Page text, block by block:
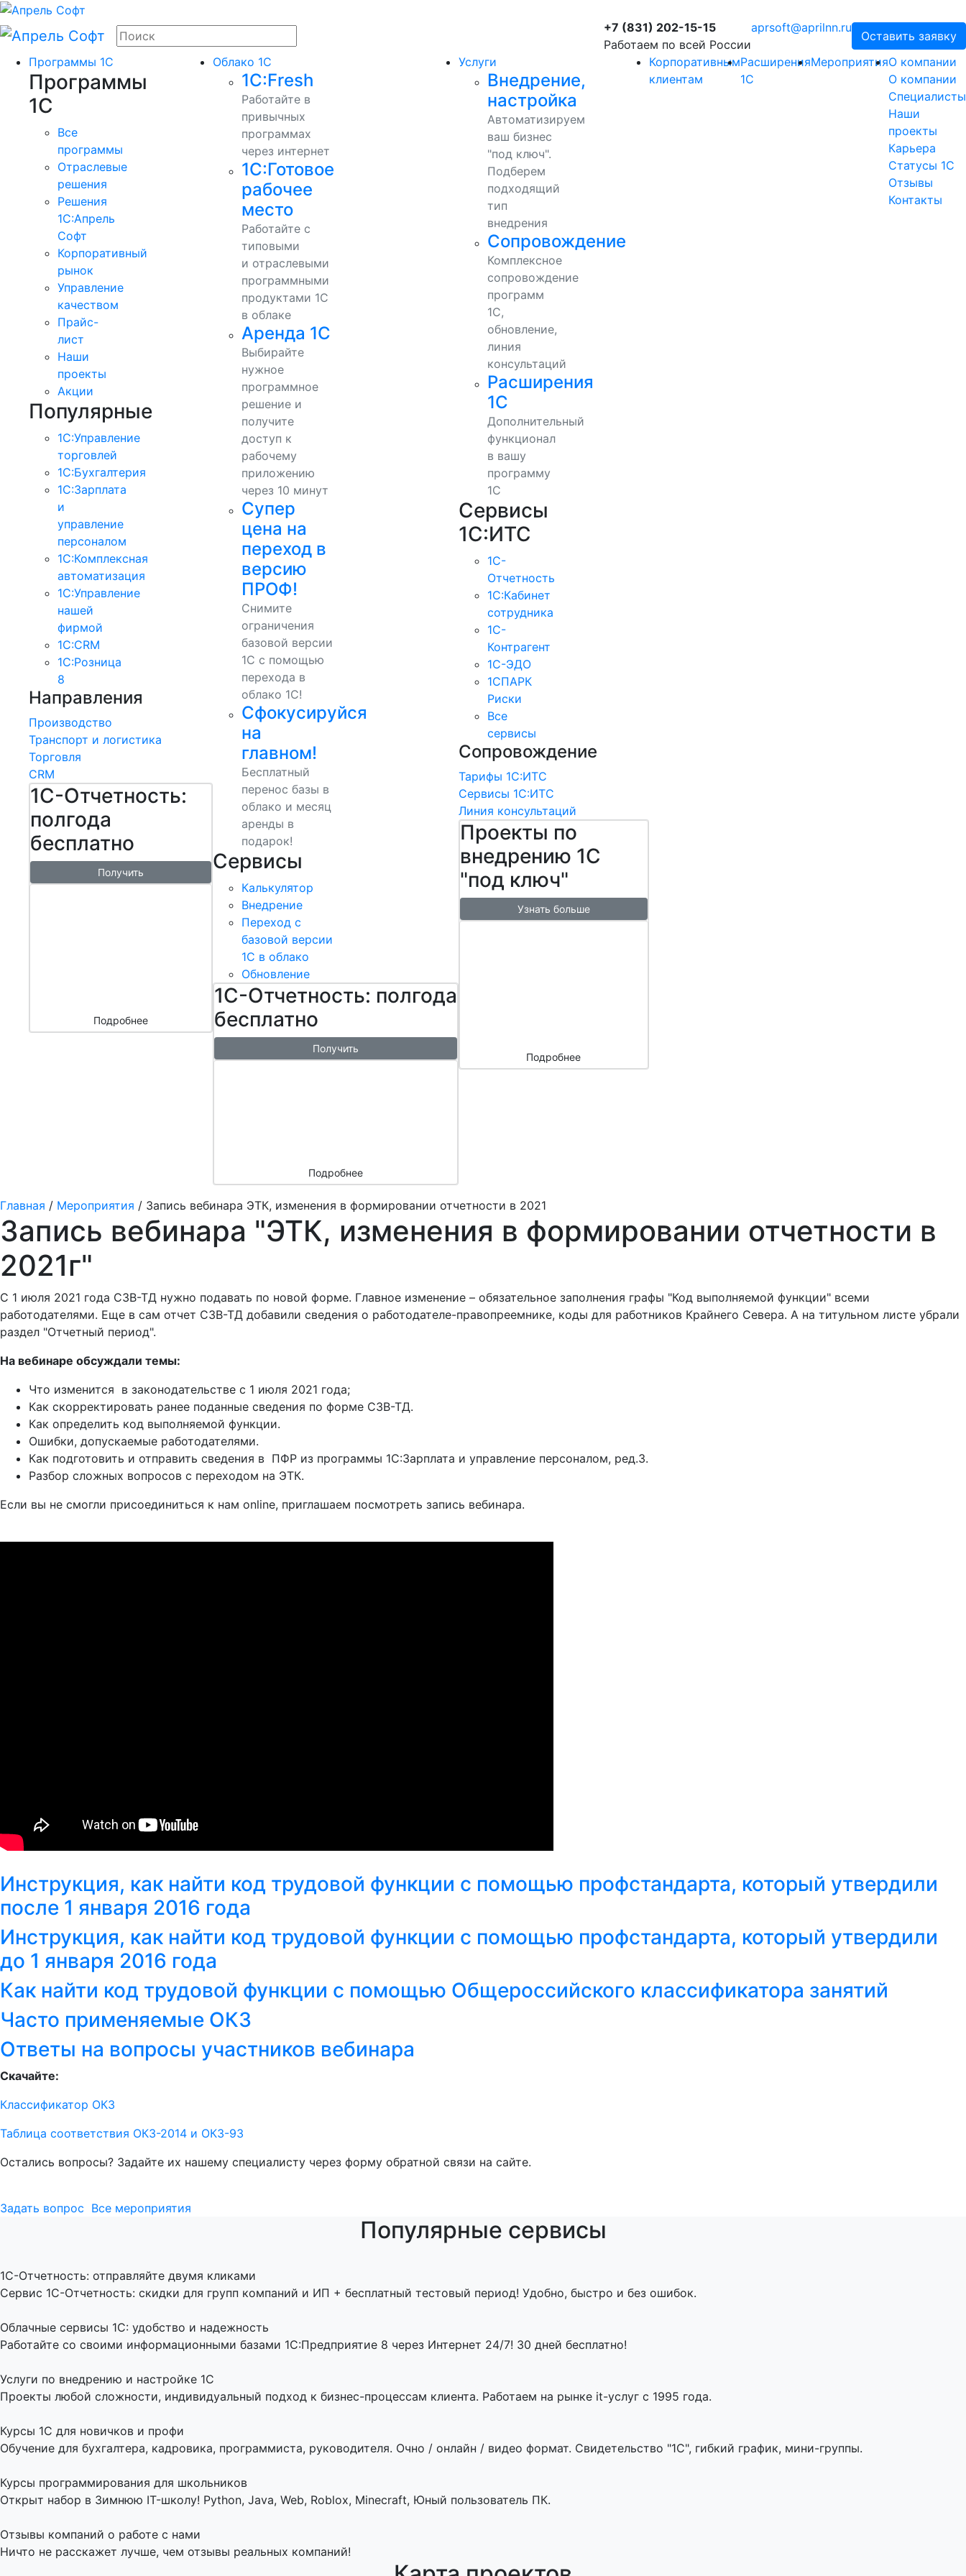
+7 (831) 202-15-15
Работаем по всей России
aprsoft@aprilnn.ru
Оставить заявку
Программы 1С
Программы
1С
Все
программы
Отраслевые
решения
Решения
1C:Апрель
Софт
Корпоративный
рынок
Управление
качеством
Прайс-
лист
Наши
проекты
Акции
Популярные
1С:Управление
торговлей
1С:Бухгалтерия
1С:Зарплата
и
управление
персоналом
1С:Комплексная
автоматизация
1С:Управление
нашей
фирмой
1С:CRM
1С:Розница
8
Направления
Производство
Транспорт и логистика
Торговля
CRM
1С-Отчетность:
полгода
бесплатно
Получить
Подробнее
Облако 1С
1С:Fresh
Работайте в
привычных
программах
через интернет
1С:Готовое
рабочее
место
Работайте с
типовыми
и отраслевыми
программными
продуктами 1С
в облаке
Аренда 1С
Выбирайте
нужное
программное
решение и
получите
доступ к
рабочему
приложению
через 10 минут
Супер
цена на
переход в
версию
ПРОФ!
Снимите
ограничения
базовой версии
1С с помощью
перехода в
облако 1С!
Сфокусируйся
на
главном!
Бесплатный
перенос базы в
облако и месяц
аренды в
подарок!
Сервисы
Калькулятор
Внедрение
Переход с
базовой версии
1С в облако
Обновление
1С-Отчетность: полгода
бесплатно
Получить
Подробнее
Услуги
Внедрение,
настройка
Автоматизируем
ваш бизнес
"под ключ".
Подберем
подходящий
тип
внедрения
Сопровождение
Комплексное
сопровождение
программ
1С,
обновление,
линия
консультаций
Расширения
1С
Дополнительный
функционал
в вашу
программу
1С
Сервисы
1С:ИТС
1С-
Отчетность
1С:Кабинет
сотрудника
1С-
Контрагент
1С-ЭДО
1СПАРК
Риски
Все
сервисы
Сопровождение
Тарифы 1С:ИТС
Сервисы 1С:ИТС
Линия консультаций
Проекты по
внедрению 1С
"под ключ"
Узнать больше
Подробнее
Корпоративным
клиентам
Расширения
1С
МероприятияО компании
О компании
Специалисты
Наши
проекты
Карьера
Статусы 1С
Отзывы
Контакты
Главная / Мероприятия / Запись вебинара ЭТК, изменения в формировании отчетности в 2021
Запись вебинара "ЭТК, изменения в формировании отчетности в
2021г"
С 1 июля 2021 года СЗВ-ТД нужно подавать по новой форме. Главное изменение – обязательное заполнения графы "Код выполняемой функции" всеми
работодателями. Еще в сам отчет СЗВ-ТД добавили сведения о работодателе-правопреемнике, коды для работников Крайнего Севера. А на титульном листе убрали
раздел "Отчетный период".
На вебинаре обсуждали темы:
Что изменится в законодательстве с 1 июля 2021 года;
Как скорректировать ранее поданные сведения по форме СЗВ-ТД.
Как определить код выполняемой функции.
Ошибки, допускаемые работодателями.
Как подготовить и отправить сведения в ПФР из программы 1С:Зарплата и управление персоналом, ред.3.
Разбор сложных вопросов с переходом на ЭТК.
Если вы не смогли присоединиться к нам online, приглашаем посмотреть запись вебинара.
Инструкция, как найти код трудовой функции с помощью профстандарта, который утвердили
после 1 января 2016 года
Инструкция, как найти код трудовой функции с помощью профстандарта, который утвердили
до 1 января 2016 года
Как найти код трудовой функции с помощью Общероссийского классификатора занятий
Часто применяемые ОКЗ
Ответы на вопросы участников вебинара
Скачайте:
Классификатор ОКЗ
Таблица соответствия ОКЗ-2014 и ОКЗ-93
Остались вопросы? Задайте их нашему специалисту через форму обратной связи на сайте.
Задать вопрос Все мероприятия
Популярные сервисы
1C-Отчетность: отправляйте двумя кликами
Сервис 1С-Отчетность: скидки для групп компаний и ИП + бесплатный тестовый период! Удобно, быстро и без ошибок.
Облачные сервисы 1С: удобство и надежность
Работайте со своими информационными базами 1С:Предприятие 8 через Интернет 24/7! 30 дней бесплатно!
Услуги по внедрению и настройке 1С
Проекты любой сложности, индивидуальный подход к бизнес-процессам клиента. Работаем на рынке it-услуг с 1995 года.
Курсы 1С для новичков и профи
Обучение для бухгалтера, кадровика, программиста, руководителя. Очно / онлайн / видео формат. Свидетельство "1С", гибкий график, мини-группы.
Курсы программирования для школьников
Открыт набор в Зимнюю IT-школу! Python, Java, Web, Roblox, Minecraft, Юный пользователь ПК.
Отзывы компаний о работе с нами
Ничто не расскажет лучше, чем отзывы реальных компаний!